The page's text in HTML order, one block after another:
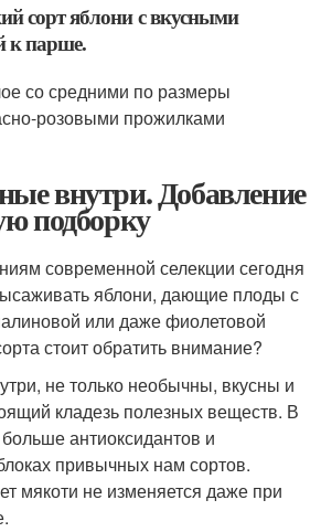
сорт яблони с вкусными
к парше.
со средними по размеры
розовыми прожилками
внутри. Добавление
подборку
современной селекции сегодня
яблони, дающие плоды с
или даже фиолетовой
стоит обратить внимание?
не только необычны, вкусны и
кладезь полезных веществ. В
антиоксидантов и
привычных нам сортов.
мякоти не изменяется даже при